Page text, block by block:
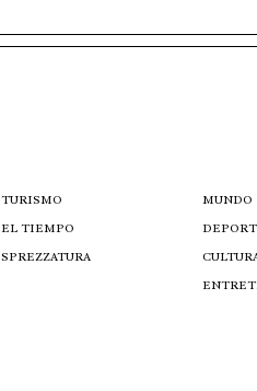
TURISMO
EL TIEMPO
SPREZZATURA
MUNDO